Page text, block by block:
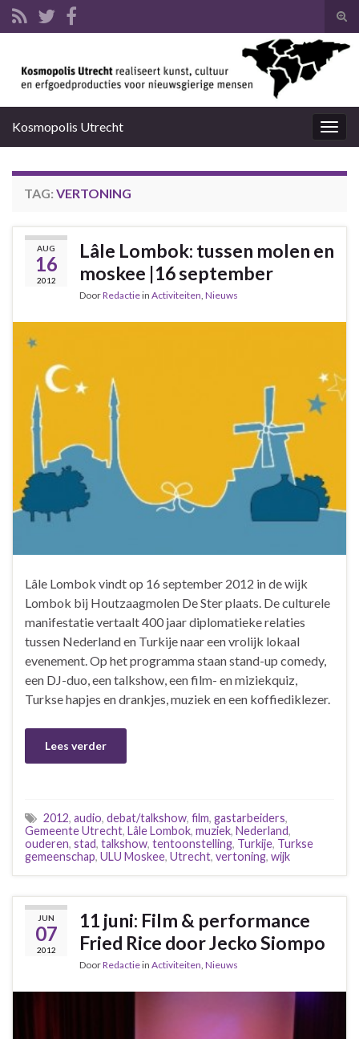
Kosmopolis Utrecht
TAG: VERTONING
AUG
16
2012
Lâle Lombok: tussen molen en
moskee |16 september
DoorRedactiein Activiteiten, Nieuws
Lâle Lombok vindt op 16 september 2012 in de wijk
Lombok bij Houtzaagmolen De Ster plaats. De culturele
manifestatie vertaalt 400 jaar diplomatieke relaties
tussen Nederland en Turkije naar een vrolijk lokaal
evenement. Op het programma staan stand-up comedy,
een DJ-duo, een talkshow, een film- en miziekquiz,
Turkse hapjes en drankjes, muziek en een koffiediklezer.
Lees verder
2012, audio, debat/talkshow, film, gastarbeiders,
Gemeente Utrecht, Lâle Lombok, muziek, Nederland,
ouderen, stad, talkshow, tentoonstelling, Turkije, Turkse
gemeenschap, ULU Moskee, Utrecht, vertoning, wijk
JUN
07
2012
11 juni: Film & performance
Fried Rice door Jecko Siompo
DoorRedactiein Activiteiten, Nieuws